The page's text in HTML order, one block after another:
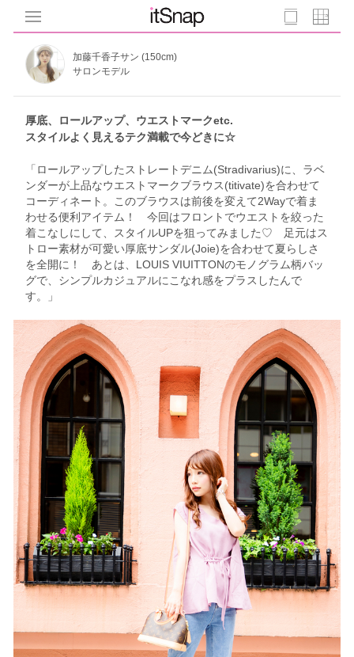
加藤千香子サン (150cm)
サロンモデル
厚底、ロールアップ、ウエストマークetc.
スタイルよく見えるテク満載で今どきに☆
「ロールアップしたストレートデニム(Stradivarius)に、ラベ
ンダーが上品なウエストマークブラウス(titivate)を合わせて
コーディネート。このブラウスは前後を変えて2Wayで着ま
わせる便利アイテム！ 今回はフロントでウエストを絞った
着こなしにして、スタイルUPを狙ってみました♡ 足元はス
トロー素材が可愛い厚底サンダル(Joie)を合わせて夏らしさ
を全開に！ あとは、LOUIS VIUITTONのモノグラム柄バッ
グで、シンプルカジュアルにこなれ感をプラスしたんで
す。」